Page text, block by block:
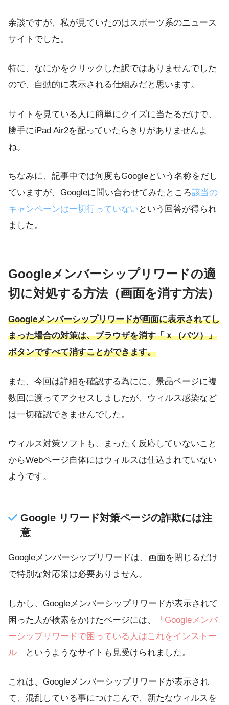
余談ですが、私が見ていたのはスポーツ系のニュース
サイトでした。
特に、なにかをクリックした訳ではありませんでした
ので、自動的に表示される仕組みだと思います。
サイトを見ている人に簡単にクイズに当たるだけで、
勝手にiPad Air2を配っていたらきりがありませんよ
ね。
ちなみに、記事中では何度もGoogleという名称をだし
ていますが、Googleに問い合わせてみたところ該当の
キャンペーンは一切行っていない という回答が得られ
ました。
Googleメンバーシップリワードの適
切に対処する方法（画面を消す方法）
Googleメンバーシップリワードが画面に表示されてし
まった場合の対策は、ブラウザを消す「ｘ（バツ）」
ボタンですべて消すことができます。
また、今回は詳細を確認する為にに、景品ページに複
数回に渡ってアクセスしましたが、ウィルス感染など
は一切確認できませんでした。
ウィルス対策ソフトも、まったく反応していないこと
からWebページ自体にはウィルスは仕込まれていない
ようです。
Google リワード対策ページの詐欺には注
意
Googleメンバーシップリワードは、画面を閉じるだけ
で特別な対応策は必要ありません。
しかし、Googleメンバーシップリワードが表示されて
困った人が検索をかけたページには、
「Googleメンバ
ーシップリワードで困っている人はこれをインストー
ル」
というようなサイトも見受けられました。
これは、Googleメンバーシップリワードが表示され
て、混乱している事につけこんで、新たなウィルスを